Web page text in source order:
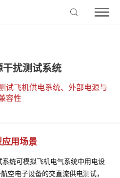
扰测试系统
试飞机供电系统、外部电源与
容性
应用场景
统可模拟飞机电气系统中用电设
空电子设备的交直流供电测试，